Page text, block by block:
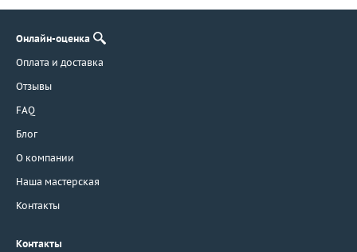
Онлайн-оценка
Оплата и доставка
Отзывы
FAQ
Блог
О компании
Наша мастерская
Контакты
Контакты